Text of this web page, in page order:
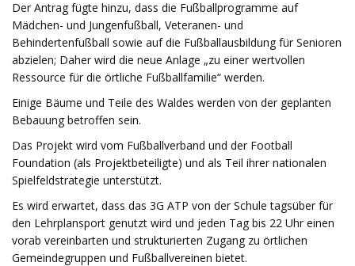
Der Antrag fügte hinzu, dass die Fußballprogramme auf
Mädchen- und Jungenfußball, Veteranen- und
Behindertenfußball sowie auf die Fußballausbildung für Senioren
abzielen; Daher wird die neue Anlage „zu einer wertvollen
Ressource für die örtliche Fußballfamilie“ werden.
Einige Bäume und Teile des Waldes werden von der geplanten
Bebauung betroffen sein.
Das Projekt wird vom Fußballverband und der Football
Foundation (als Projektbeteiligte) und als Teil ihrer nationalen
Spielfeldstrategie unterstützt.
Es wird erwartet, dass das 3G ATP von der Schule tagsüber für
den Lehrplansport genutzt wird und jeden Tag bis 22 Uhr einen
vorab vereinbarten und strukturierten Zugang zu örtlichen
Gemeindegruppen und Fußballvereinen bietet.